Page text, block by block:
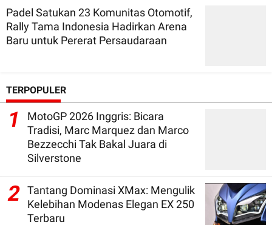
Padel Satukan 23 Komunitas Otomotif,
Rally Tama Indonesia Hadirkan Arena
Baru untuk Pererat Persaudaraan
TERPOPULER
1
MotoGP 2026 Inggris: Bicara
Tradisi, Marc Marquez dan Marco
Bezzecchi Tak Bakal Juara di
Silverstone
2 Tantang Dominasi XMax: Mengulik
Kelebihan Modenas Elegan EX 250
Terbaru